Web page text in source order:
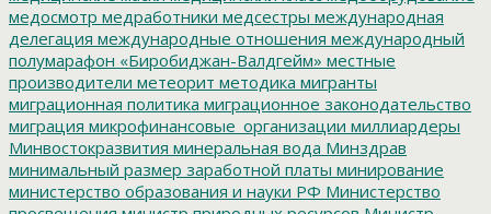
медосмотр медработники медсестры международная
делегация международные отношения международный
полумарафон «Биробиджан-Валдгейм» местные
производители метеорит методика мигранты
миграционная политика миграционное законодательство
миграция микрофинансовые_организации миллиардеры
Минвостокразвития минеральная вода Минздрав
минимальный размер заработной платы минирование
министерство образования и науки РФ Министерство